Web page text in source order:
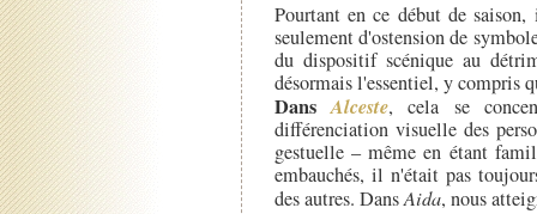
Pourtant en ce début de
seulement d'ostension de
du dispositif scénique au
désormais l'essentiel, y compris
DansAlceste, cela se
différenciation visuelle des
gestuelle – même en étant
embauchés, il n'était pas
des autres. DansAida, nous